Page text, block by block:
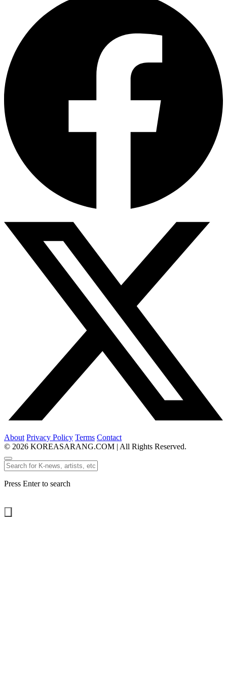
About Privacy Policy Terms Contact
© 2026 KOREASARANG.COM | All Rights Reserved.
Press Enter to search